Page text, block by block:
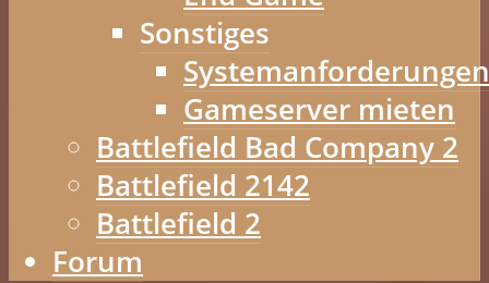
Sonstiges
Systemanforderungen
Gameserver mieten
Battlefield Bad Company 2
Battlefield 2142
Battlefield 2
Forum